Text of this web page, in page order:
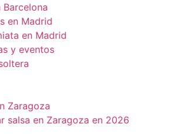
Barcelona
en Madrid
en Madrid
y eventos
salsa en Zaragoza en 2026